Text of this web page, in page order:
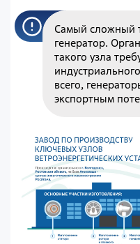
Самый сложный
генератор.
такого узла
всего,
экспортным